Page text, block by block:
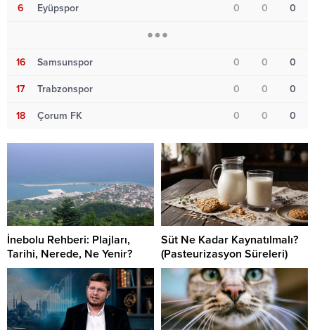
6 Eyüpspor 0 0 0
16 Samsunspor 0 0 0
17 Trabzonspor 0 0 0
18 Çorum FK 0 0 0
İnebolu Rehberi: Plajları,
Tarihi, Nerede, Ne Yenir?
Süt Ne Kadar Kaynatılmalı?
(Pasteurizasyon Süreleri)